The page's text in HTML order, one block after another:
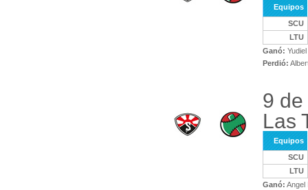
Equipos
SCU
LTU
Ganó:
Perdió:
9
Las
Equipos
SCU
LTU
Ganó: Angel